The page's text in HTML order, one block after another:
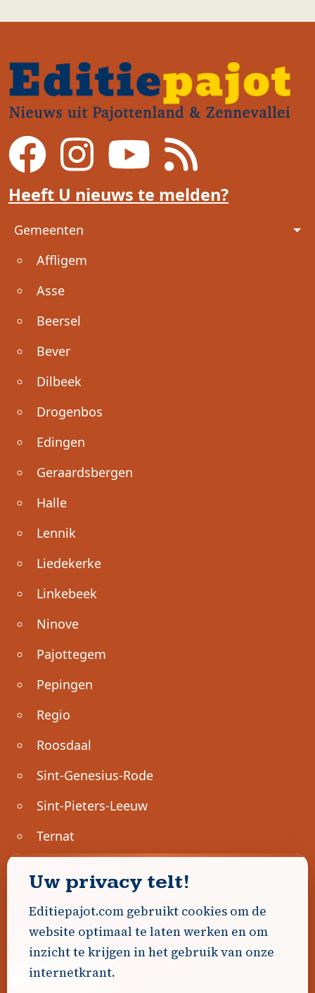
Heeft U nieuws te melden?
Voet
Gemeenten
Affligem
Asse
Beersel
Bever
Dilbeek
Drogenbos
Edingen
Geraardsbergen
Halle
Lennik
Liedekerke
Linkebeek
Ninove
Pajottegem
Pepingen
Regio
Roosdaal
Sint-Genesius-Rode
Sint-Pieters-Leeuw
Ternat
Geen advertenties gevonden.
Uw advertentie hier? Contacteer ons!
Word Partner!
Uw privacy telt!
Editiepajot.com gebruikt cookies om de
website optimaal te laten werken en om
inzicht te krijgen in het gebruik van onze
internetkrant.